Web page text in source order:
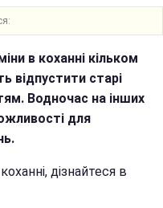
в коханні кільком
відпустити старі
Водночас на інших
для
дізнайтеся в